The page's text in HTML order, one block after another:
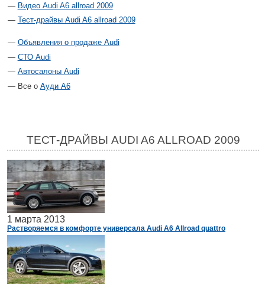
Видео Audi A6 allroad 2009
Тест-драйвы Audi A6 allroad 2009
Объявления о продаже Audi
СТО Audi
Автосалоны Audi
Все о Ауди А6
ТЕСТ-ДРАЙВЫ AUDI A6 ALLROAD 2009
1 марта 2013
Растворяемся в комфорте универсала Audi A6 Allroad quattro